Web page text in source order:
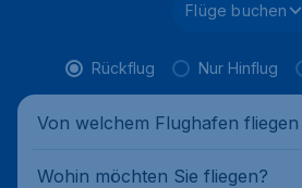
Flüge buchen
Rückflug Nur Hinflug
Von welchem Flughafen fliegen
Wohin möchten Sie fliegen?